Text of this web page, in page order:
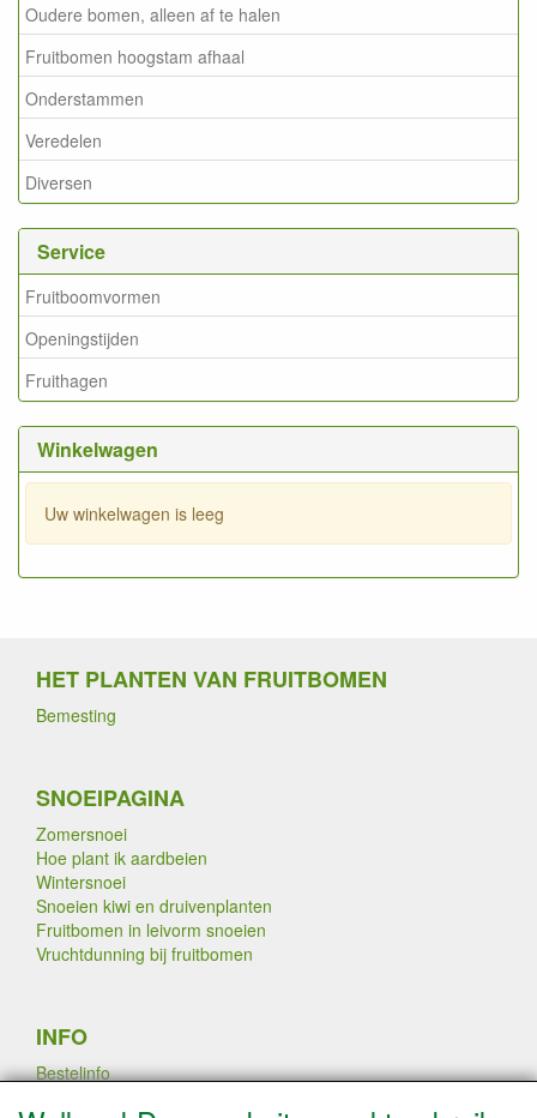
Oudere bomen, alleen af te halen
Fruitbomen hoogstam afhaal
Onderstammen
Veredelen
Diversen
Service
Fruitboomvormen
Openingstijden
Fruithagen
Winkelwagen
Uw winkelwagen is leeg
HET PLANTEN VAN FRUITBOMEN
Bemesting
SNOEIPAGINA
Zomersnoei
Hoe plant ik aardbeien
Wintersnoei
Snoeien kiwi en druivenplanten
Fruitbomen in leivorm snoeien
Vruchtdunning bij fruitbomen
INFO
Bestelinfo